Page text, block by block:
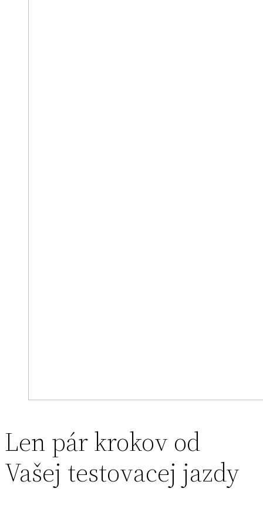
Len pár krokov od
Vašej testovacej jazdy